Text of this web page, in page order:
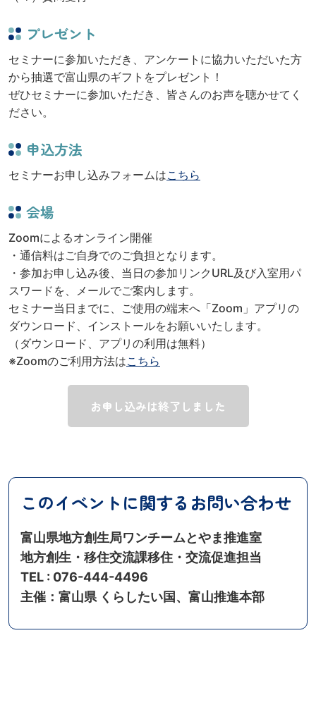
プレゼント
セミナーに参加いただき、アンケートに協力いただいた方
から抽選で富山県のギフトをプレゼント！
ぜひセミナーに参加いただき、皆さんのお声を聴かせてく
ださい。
申込方法
セミナーお申し込みフォームはこちら
会場
Zoomによるオンライン開催
・通信料はご自身でのご負担となります。
・参加お申し込み後、当日の参加リンクURL及び入室用パ
スワードを、メールでご案内します。
セミナー当日までに、ご使用の端末へ「Zoom」アプリの
ダウンロード、インストールをお願いいたします。
（ダウンロード、アプリの利用は無料）
※Zoomのご利用方法はこちら
お申し込みは終了しました
このイベントに関するお問い合わせ
富山県地方創生局ワンチームとやま推進室
地方創生・移住交流課移住・交流促進担当
TEL : 076-444-4496
主催：富山県 くらしたい国、富山推進本部